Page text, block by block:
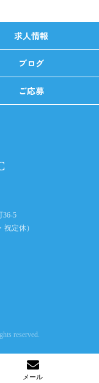
求人情報
ブログ
ご応募
36-5
祝定休）
reserved.
メール